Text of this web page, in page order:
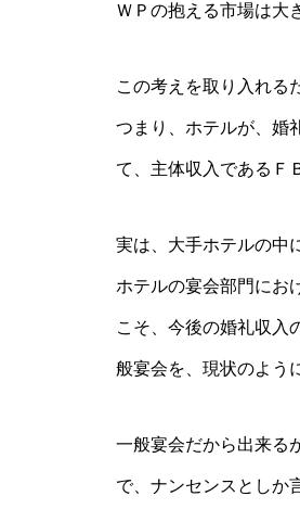
ＷＰの抱える市場は大
この考えを取り入れる
つまり、ホテルが、婚
て、主体収入であるＦ
実は、大手ホテルの中
ホテルの宴会部門にお
こそ、今後の婚礼収入
般宴会を、現状のよう
一般宴会だから出来る
で、ナンセンスとしか